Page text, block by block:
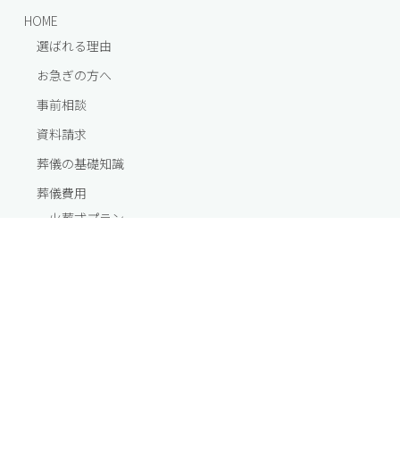
HOME
選ばれる理由
お急ぎの方へ
事前相談
資料請求
葬儀の基礎知識
葬儀費用
火葬式プラン